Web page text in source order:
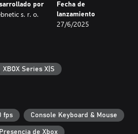
dándote más tiempo para pensar
de niveles!
creciente.
complejos.
de madera, poniendo a
por
s. r. o.
Fecha de
lanzamiento
27/6/2025
XBOX Series X|S
fps Console Keyboard & Mouse
Presencia de Xbox